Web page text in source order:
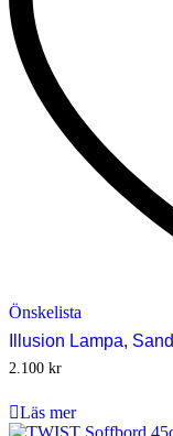
Önskelista
Illusion Lampa, Sand
2.100 kr
Läs mer